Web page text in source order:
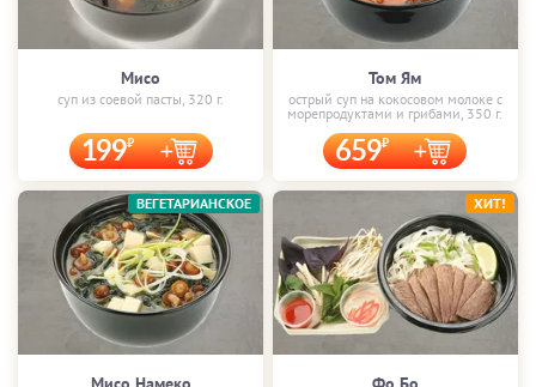
Мисо
суп из соевой пасты, 320 г.
199
Том Ям
острый суп на кокосовом молоке с
морепродуктами и грибами, 350 г.
659
ВЕГЕТАРИАНСКОЕ ХИТ!